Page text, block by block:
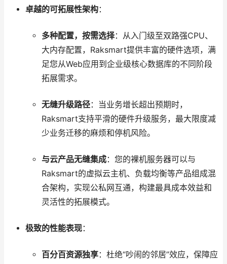
卓越的可拓展性架构：
多种配置，按需选择：从入门级至双路强CPU、
大内存配置，Raksmart提供丰富的硬件选项，满
足您从Web应用到企业级核心数据库的不同阶段
拓展需求。
无缝升级路径：当业务增长超出预期时，
Raksmart支持平滑的硬件升级服务，最大限度减
少业务迁移的麻烦和停机风险。
与云产品无缝集成：您的裸机服务器可以与
Raksmart的虚拟云主机、负载均衡等产品组成混
合架构，实现公私网互通，构建最具成本效益和
灵活性的拓展模式。
极致的性能表现：
百分百资源独享：杜绝“吵闹的邻居”效应，保障应